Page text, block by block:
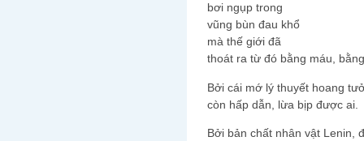
bơi ngụp trong
vũng bùn đau khổ
mà thế giới đã
thoát ra từ đó bằng máu,
Bởi cái mớ lý thuyết hoang
còn hấp dẫn, lừa bịp được ai.
Bởi bản chất nhân vật Lenin,